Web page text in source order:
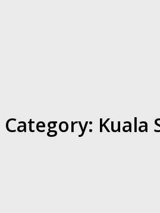
Category: Kuala